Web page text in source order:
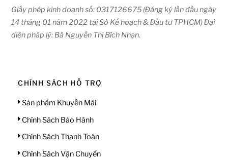
Giấy phép kinh doanh số: 0317126675 (Đăng ký lần đầu ngày
14 tháng 01 năm 2022 tại Sở Kế hoạch & Đầu tư TPHCM) Đại
diện pháp lý: Bà Nguyễn Thị Bích Nhạn.
CHÍNH SÁCH HỖ TRỢ
Sản phẩm Khuyến Mãi
Chính Sách Bảo Hành
Chính Sách Thanh Toán
Chính Sách Vận Chuyển